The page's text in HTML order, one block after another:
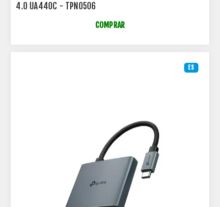
4.0 UA440C - TPN0506
COMPRAR
ES